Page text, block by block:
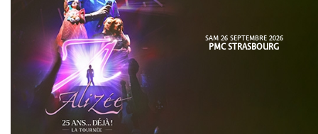
SAM 26 SEPTEMBRE 2026
PMC STRASBOURG